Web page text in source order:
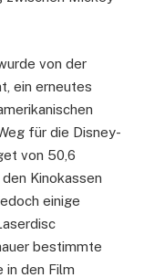
von der
ein erneutes
für die Disney-
von 50,6
Kinokassen
einige
bestimmte
in den Film